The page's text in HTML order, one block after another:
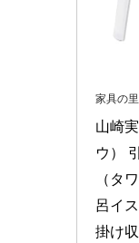
家具の里
山崎
ウ）
（タ
呂イ
掛け